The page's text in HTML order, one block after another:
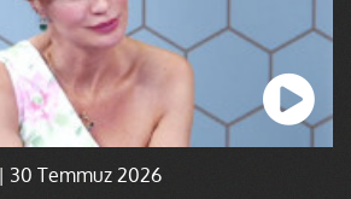
30 Temmuz 2026